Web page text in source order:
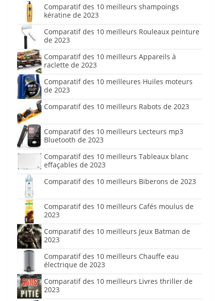
Comparatif des 10 meilleurs shampoings
kératine de 2023
Comparatif des 10 meilleurs Rouleaux peinture
de 2023
Comparatif des 10 meilleurs Appareils à
raclette de 2023
Comparatif des 10 meilleures Huiles moteurs
de 2023
Comparatif des 10 meilleurs Rabots de 2023
Comparatif des 10 meilleurs Lecteurs mp3
Bluetooth de 2023
Comparatif des 10 meilleurs Tableaux blanc
effaçables de 2023
Comparatif des 10 meilleurs Biberons de 2023
Comparatif des 10 meilleurs Cafés moulus de
2023
Comparatif des 10 meilleurs Jeux Batman de
2023
Comparatif des 10 meilleurs Chauffe eau
électrique de 2023
Comparatif des 10 meilleurs Livres thriller de
2023